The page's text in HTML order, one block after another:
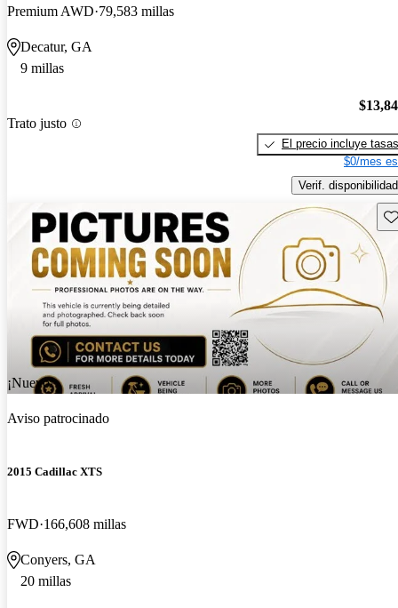
Premium AWD 79,583 millas
Decatur, GA
9 millas
Trato justo
El precio incluye tasas
$0/mes
Verif. disponibilidad
¡Nuevo!
Aviso patrocinado
2015 Cadillac XTS
FWD 166,608 millas
Conyers, GA
20 millas